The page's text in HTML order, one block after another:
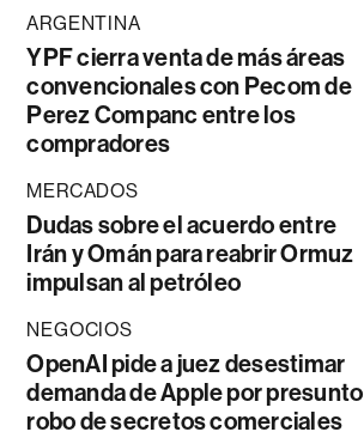
ARGENTINA
YPF cierra venta de más áreas
convencionales con Pecom de
Perez Companc entre los
compradores
MERCADOS
Dudas sobre el acuerdo entre
Irán y Omán para reabrir Ormuz
impulsan al petróleo
NEGOCIOS
OpenAI pide a juez desestimar
demanda de Apple por presunto
robo de secretos comerciales